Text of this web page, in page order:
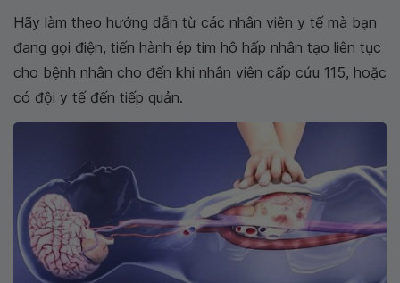
Hãy làm theo hướng dẫn từ các nhân viên y tế mà bạn
đang gọi điện, tiến hành ép tim hô hấp nhân tạo liên tục
cho bệnh nhân cho đến khi nhân viên cấp cứu 115, hoặc
có đội y tế đến tiếp quản.